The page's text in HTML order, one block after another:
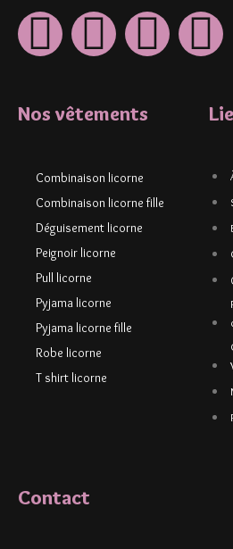
Nos vêtements
Combinaison licorne
Combinaison licorne fille
Déguisement licorne
Peignoir licorne
Pull licorne
Pyjama licorne
Pyjama licorne fille
Robe licorne
T shirt licorne
Contact